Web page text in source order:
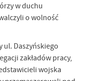
w duchu
o wolność
ul. Daszyńskiego
zakładów pracy,
wojska
względem ich
informacje są
zgody na
wszystkich
Ci najciekawsze
partnerów.
Ci naszych
upodobań oraz Twoich
internetowej. Treści
podmiotów trzecich lub